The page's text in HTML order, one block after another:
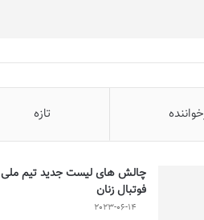
تازه
چالش هاى ليست جدید تيم ملى
فوتبال زنان
2023-06-14